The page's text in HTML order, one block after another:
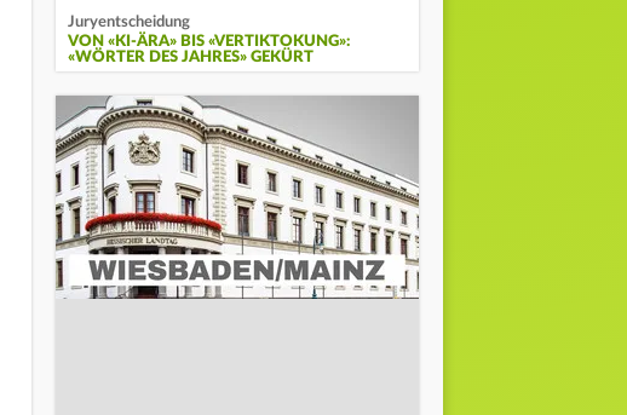
Juryentscheidung
VON «KI-ÄRA» BIS «VERTIKTOKUNG»:
«WÖRTER DES JAHRES» GEKÜRT